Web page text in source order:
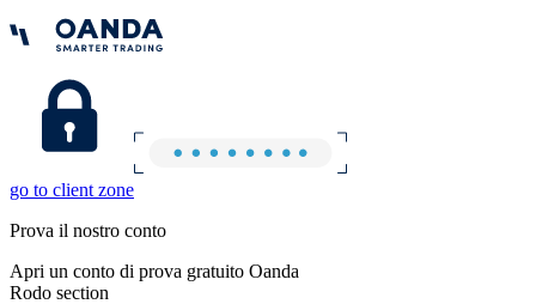
go to client zone
Prova il nostro conto
Apri un conto di prova gratuito Oanda
Rodo section